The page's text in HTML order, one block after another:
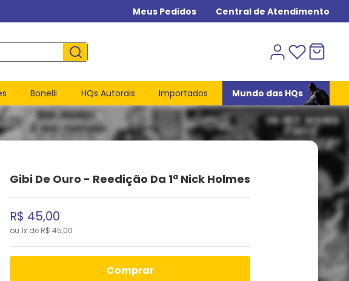
Meus Pedidos Central de Atendimento
Bonelli HQs Autorais Importados Mundo das HQs
Gibi De Ouro - Reedição Da 1ª Nick Holmes
R$ 45,00
ou 1x de R$ 45,00
comprar